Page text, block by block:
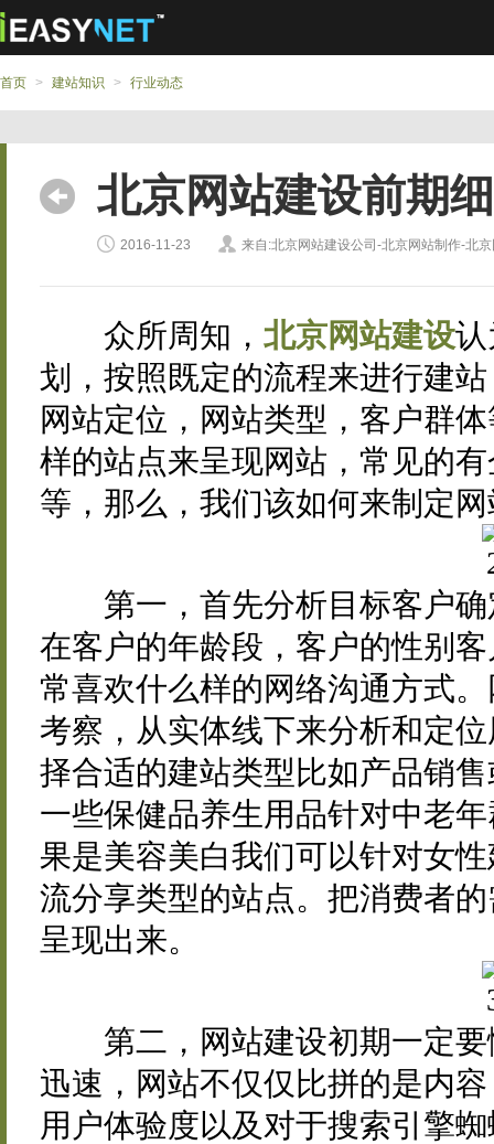
首页 > 建站知识 > 行业动态
北京网站建设前期
2016-11-23 来自:北京网站建设公司-北京网站制作-北
众所周知， 北京网站建设
划，按照既定的流程来进行建
网站定位，网站类型，客户群
样的站点来呈现网站，常见的
等，那么，我们该如何来制定
第一，首先分析目标客户确
在客户的年龄段，客户的性别
常喜欢什么样的网络沟通方式
考察，从实体线下来分析和定
择合适的建站类型比如产品销
一些保健品养生用品针对中老
果是美容美白我们可以针对女
流分享类型的站点。把消费者
呈现出来。
第二，网站建设初期一定要
迅速，网站不仅仅比拼的是内
用户体验度以及对于搜索引擎